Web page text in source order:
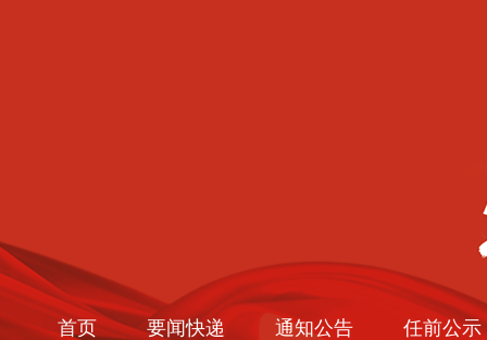
首页 要闻快递 通知公告 任前公示